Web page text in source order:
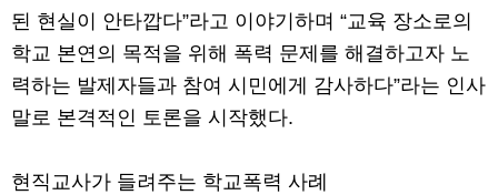
된 현실이 안타깝다”라고 이야기하며 “교육 장소로의
학교 본연의 목적을 위해 폭력 문제를 해결하고자 노
력하는 발제자들과 참여 시민에게 감사하다”라는 인사
말로 본격적인 토론을 시작했다.
현직교사가 들려주는 학교폭력 사례